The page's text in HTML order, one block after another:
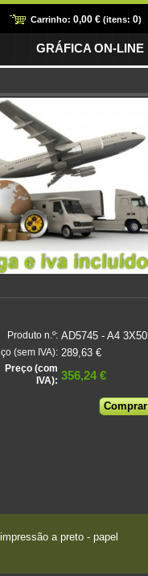
Carrinho: 0,00 € (itens: 0)
GRÁFICA ON-LINE
Produto n.º: AD5745 - A4 3X50
(sem IVA): 289,63 €
Preço (com
IVA): 356,24 €
a preto - papel